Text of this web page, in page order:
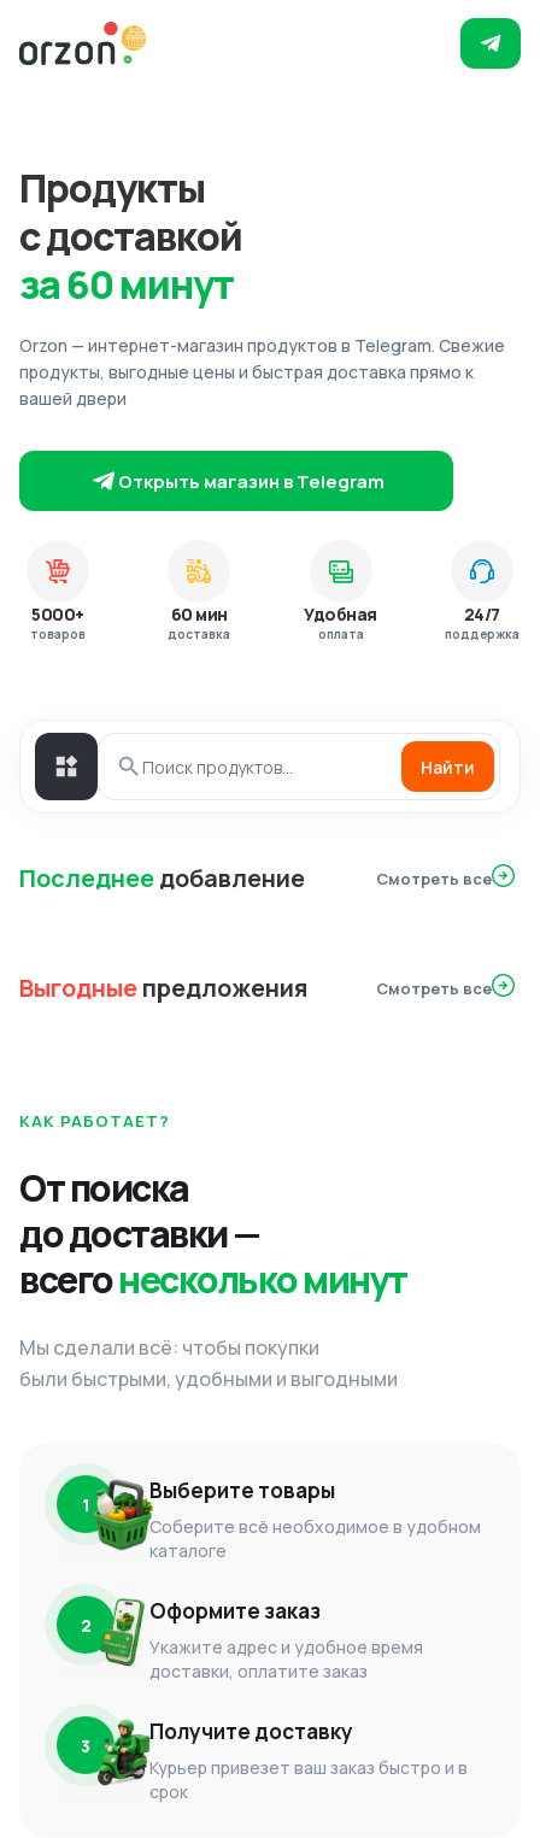
Продукты
с доставкой
за 60 минут
Orzon — интернет-магазин продуктов в Telegram. Свежие
продукты, выгодные цены и быстрая доставка прямо к
вашей двери
Открыть магазин в Telegram
5000+
товаров
60 мин
доставка
Удобная
оплата
24/7
поддержка
Найти
Последнеедобавление Смотреть все
Выгодныепредложения Смотреть все
КАК РАБОТАЕТ?
От поиска
до доставки —
всегонесколько минут
Мы сделали всё: чтобы покупки
были быстрыми, удобными и выгодными
1 Выберите товары
Соберите всё необходимое в удобном
каталоге
2 Оформите заказ
Укажите адрес и удобное время
доставки, оплатите заказ
3 Получите доставку
Курьер привезет ваш заказ быстро и в
срок